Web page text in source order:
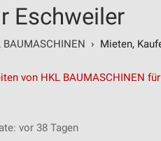
Eschweiler
BAUMASCHINEN › Mieten,
von HKL BAUMASCHINEN
vor 38 Tagen